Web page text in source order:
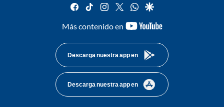
facebook
tiktok instagram
twitterwhatsapp
google
Más contenido en
youtube-
Descarga nuestra app en
Descarga nuestra app en